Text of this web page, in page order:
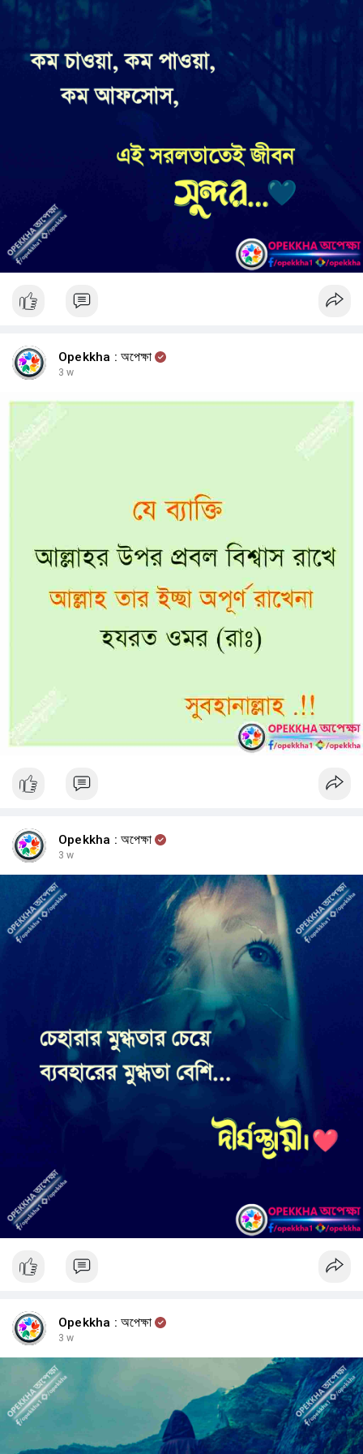
✍️ লিখতে
⌨️ টাইপ করতে
💻 কম্পিউটার ব্যবহার করতে
📞 ফোন ধরতে
যেসব অর্জন অন্যদের কাছে সাধারণ মনে হতে পারে, নিকের কাছে প্রতিটি ছিল—
অধ্যবসায়ের মাধ্যমে অর্জিত একেকটি বিজয়। 💪
বয়স বাড়ার সঙ্গে সঙ্গে নিক বুঝতে পারেন, তার গল্প অন্য মানুষকে সাহায্য করার শক্তি
রাখে।
ছোট ছোট দলের সামনে কথা বলা থেকে শুরু হওয়া যাত্রা ধীরে ধীরে পরিণত হয় একটি
তার সংগ্রাম,
তার ব্যর্থতা,
এবং শেষ পর্যন্ত কীভাবে তিনি সিদ্ধান্ত নিয়েছিলেন যে তার পরিস্থিতি তার পরিচয় নির্ধারণ
মানুষ তার কথা শুনতে শুরু করে।
তারপর আরও মানুষ শুনতে থাকে।
আর অল্প সময়ের মধ্যেই সারা বিশ্বের লাখ লাখ মানুষ তার বার্তা জানতে পারে।
🌎 বছরের পর বছর ধরে নিক ৭০টিরও বেশি দেশে ভ্রমণ করেছেন এবং বিভিন্ন বয়সের
মানুষের সামনে কথা বলেছেন—
বুলিং,
এবং কখনো হাল না ছাড়ার গুরুত্ব নিয়ে।
তিনি একজন বেস্টসেলিং লেখক হয়েছেন, অন্যদের সাহায্যের জন্য বিভিন্ন প্রতিষ্ঠান গড়ে
তুলেছেন এবং নিজের জীবনের লড়াইয়ের মুখোমুখি অসংখ্য মানুষকে অনুপ্রাণিত করেছেন।
তবে তার গল্পের সবচেয়ে অসাধারণ অংশ হয়তো তার পেশাগত সাফল্য নয়।
তিনি যে জীবন গড়ে তুলেছেন, সেটিই সবচেয়ে বিস্ময়কর।
নিক সাঁতার কাটেন। 🏊
সার্ফিং করেন। 🌊
স্কাইডাইভিং করেন। 🪂
২০১২ সালে তিনি কানায়ে মিয়াহারা (Kanae Miyahara)-কে বিয়ে করেন এবং তারা
একসঙ্গে চার সন্তান নিয়ে একটি ভালোবাসাপূর্ণ পরিবার গড়ে তুলেছেন। ❤️👨‍👩‍👧‍👦
যে পৃথিবী একসময় তার মধ্যে শুধু বাধা দেখেছিল, আজ সেই পৃথিবী তাকে দেখে একজন—
স্বামী,
বাবা,
লেখক,
উদ্যোক্তা,
এবং বিশ্বের অন্যতম পরিচিত অনুপ্রেরণামূলক বক্তা হিসেবে।
তার জীবন আমাদের এমন একটি বিষয় মনে করিয়ে দেয়, যা অনেক মানুষ ভুলে যায়।
সবচেয়ে বড় সীমাবদ্ধতা সবসময় শারীরিক নয়।
Opekkha : অপেক্ষা
3 w
Opekkha : অপেক্ষা
3 w
Opekkha : অপেক্ষা
3 w